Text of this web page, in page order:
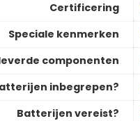
Certificering
Speciale kenmerken
componenten
inbegrepen?
Batterijen vereist?